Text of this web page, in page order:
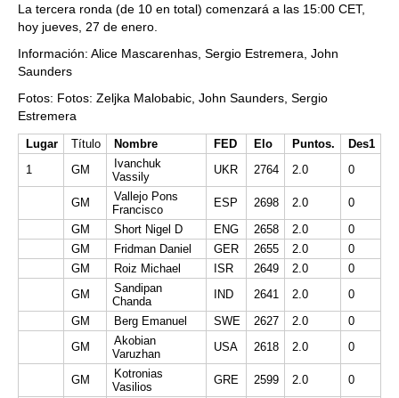
La tercera ronda (de 10 en total) comenzará a las 15:00 CET,
hoy jueves, 27 de enero.
Información: Alice Mascarenhas, Sergio Estremera, John
Saunders
Fotos: Fotos: Zeljka Malobabic, John Saunders, Sergio
Estremera
Lugar Título Nombre FED Elo Puntos.
Des1
1
GM
Ivanchuk
Vassily
UKR 2764 2.0 0
GM
Vallejo Pons
Francisco
ESP 2698 2.0
0
GM
Short Nigel D ENG 2658 2.0
0
GM
Fridman Daniel GER 2655 2.0
0
GM
Roiz Michael ISR 2649 2.0
0
GM
Sandipan
Chanda
IND 2641 2.0
0
GM
Berg Emanuel SWE 2627 2.0
0
GM
Akobian
Varuzhan
USA 2618 2.0 0
GM
Kotronias
Vasilios
GRE 2599 2.0 0